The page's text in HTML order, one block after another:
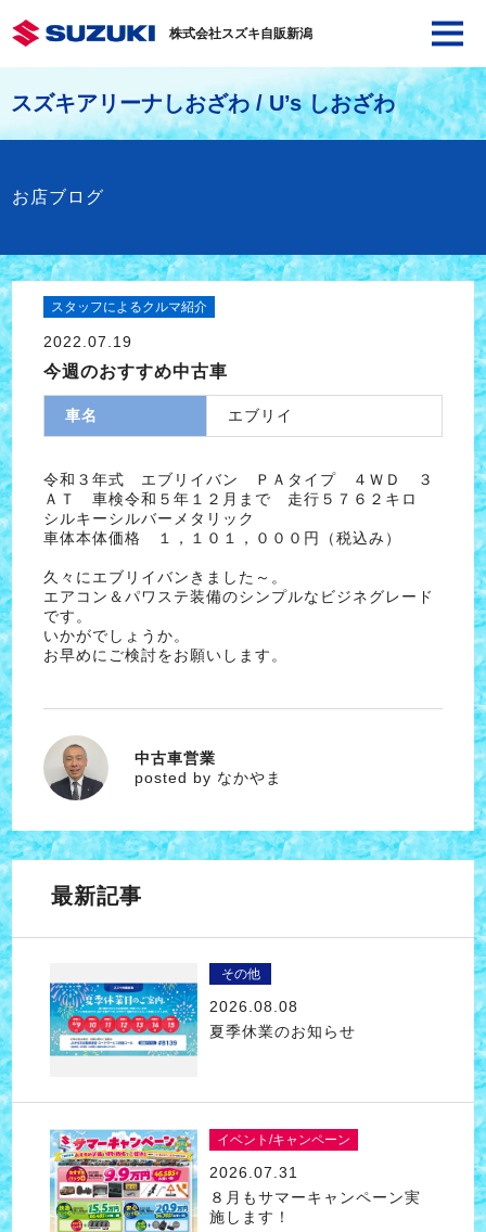
株式会社スズキ自販新潟
スズキアリーナしおざわ / U’s しおざわ
お店ブログ
スタッフによるクルマ紹介
2022.07.19
今週のおすすめ中古車
車名 エブリイ
令和３年式 エブリイバン ＰＡタイプ ４ＷＤ ３
ＡＴ 車検令和５年１２月まで 走行５７６２キロ
シルキーシルバーメタリック
車体本体価格 １，１０１，０００円（税込み）
久々にエブリイバンきました～。
エアコン＆パワステ装備のシンプルなビジネグレード
です。
いかがでしょうか。
お早めにご検討をお願いします。
なかやま
中古車営業
posted by なかやま
最新記事
その他
2026.08.08
夏季休業のお知らせ
イベント/キャンペーン
2026.07.31
８月もサマーキャンペーン実
施します！